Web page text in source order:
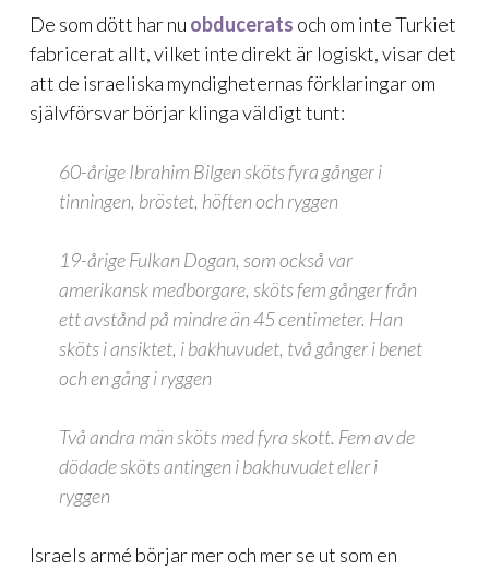
De som dött har nu obducerats och om inte Turkiet
fabricerat allt, vilket inte direkt är logiskt, visar det
att de israeliska myndigheternas förklaringar om
självförsvar börjar klinga väldigt tunt:
60-årige Ibrahim Bilgen sköts fyra gånger i
tinningen, bröstet, höften och ryggen
19-årige Fulkan Dogan, som också var
amerikansk medborgare, sköts fem gånger från
ett avstånd på mindre än 45 centimeter. Han
sköts i ansiktet, i bakhuvudet, två gånger i benet
och en gång i ryggen
Två andra män sköts med fyra skott. Fem av de
dödade sköts antingen i bakhuvudet eller i
ryggen
Israels armé börjar mer och mer se ut som en